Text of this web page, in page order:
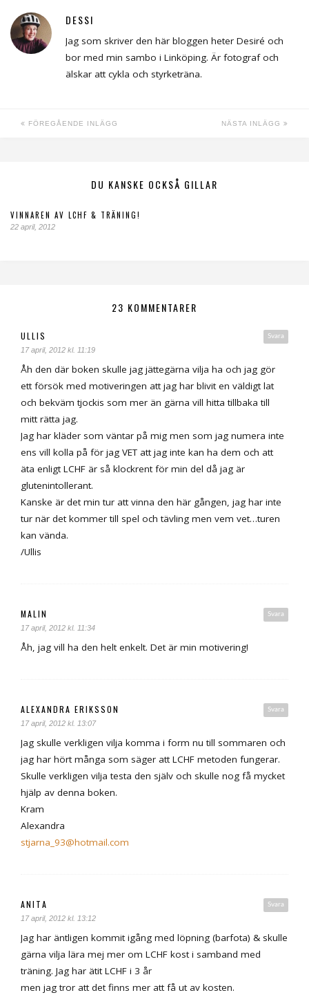
DESSI
Jag som skriver den här bloggen heter Desiré och
bor med min sambo i Linköping. Är fotograf och
älskar att cykla och styrketräna.
FÖREGÅENDE INLÄGG NÄSTA INLÄGG
DU KANSKE OCKSÅ GILLAR
VINNAREN AV LCHF & TRÄNING!
22 april, 2012
23 KOMMENTARER
Svara
ULLIS
17 april, 2012 kl. 11:19
Åh den där boken skulle jag jättegärna vilja ha och jag gör
ett försök med motiveringen att jag har blivit en väldigt lat
och bekväm tjockis som mer än gärna vill hitta tillbaka till
mitt rätta jag.
Jag har kläder som väntar på mig men som jag numera inte
ens vill kolla på för jag VET att jag inte kan ha dem och att
äta enligt LCHF är så klockrent för min del då jag är
glutenintollerant.
Kanske är det min tur att vinna den här gången, jag har inte
tur när det kommer till spel och tävling men vem vet…turen
kan vända.
/Ullis
Svara
MALIN
17 april, 2012 kl. 11:34
Åh, jag vill ha den helt enkelt. Det är min motivering!
Svara
ALEXANDRA ERIKSSON
17 april, 2012 kl. 13:07
Jag skulle verkligen vilja komma i form nu till sommaren och
jag har hört många som säger att LCHF metoden fungerar.
Skulle verkligen vilja testa den själv och skulle nog få mycket
hjälp av denna boken.
Kram
Alexandra
stjarna_93@hotmail.com
Svara
ANITA
17 april, 2012 kl. 13:12
Jag har äntligen kommit igång med löpning (barfota) & skulle
gärna vilja lära mej mer om LCHF kost i samband med
träning. Jag har ätit LCHF i 3 år
men jag tror att det finns mer att få ut av kosten.